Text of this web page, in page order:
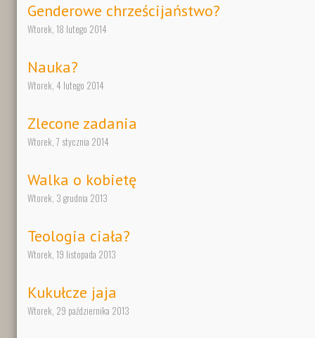
Genderowe chrześcijaństwo?
Wtorek, 18 lutego 2014
Nauka?
Wtorek, 4 lutego 2014
Zlecone zadania
Wtorek, 7 stycznia 2014
Walka o kobietę
Wtorek, 3 grudnia 2013
Teologia ciała?
Wtorek, 19 listopada 2013
Kukułcze jaja
Wtorek, 29 października 2013